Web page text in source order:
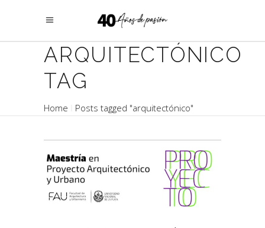
ARQUITECTÓNICO
TAG
Home Posts tagged "arquitectónico"